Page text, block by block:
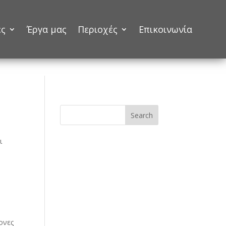
Έργα μας Περιοχές Επικοινωνία
Search